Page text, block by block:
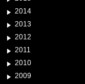
2014
2013
2012
2011
2010
2009